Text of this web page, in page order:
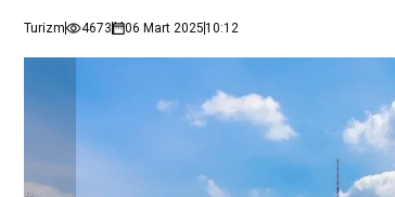
Turizm 4673 06 Mart 202510:12